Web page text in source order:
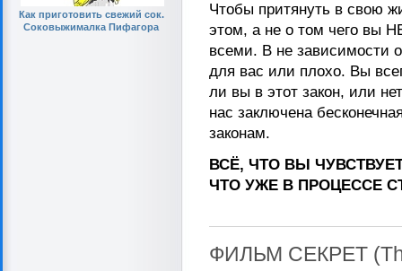
Как приготовить свежий сок.
Соковыжималка Пифагора
Чтобы притянуть в свою
этом, а не о том чего вы
всеми. В не зависимости
для вас или плохо. Вы
ли вы в этот закон, или
нас заключена
законам.
ВСЁ, ЧТО ВЫ
ЧТО УЖЕ В ПРОЦЕССЕ
ФИЛЬМ СЕКРЕТ